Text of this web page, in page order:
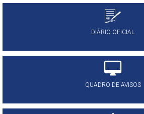
DIÁRIO OFICIAL
QUADRO DE AVISOS